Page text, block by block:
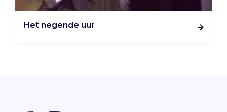
Het negende uur